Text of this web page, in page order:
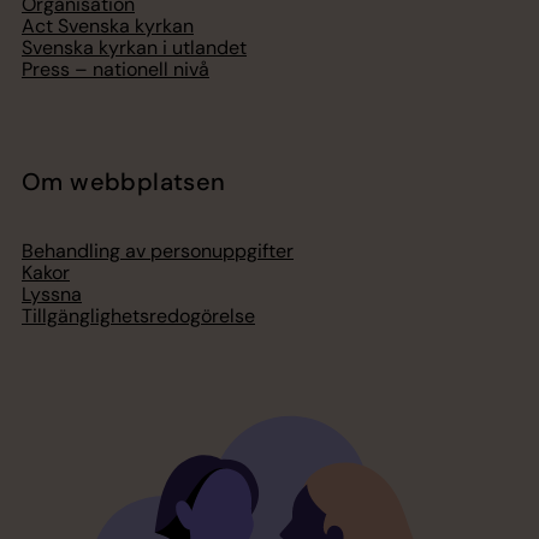
Act Svenska kyrkan
Svenska kyrkan i utlandet
Press – nationell nivå
Om webbplatsen
Behandling av personuppgifter
Kakor
Lyssna
Tillgänglighetsredogörelse